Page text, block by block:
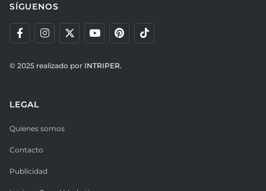
SÍGUENOS
© 2025 realizado por INTRIPER.
LEGAL
Quienes somos
Contacto
Publicidad